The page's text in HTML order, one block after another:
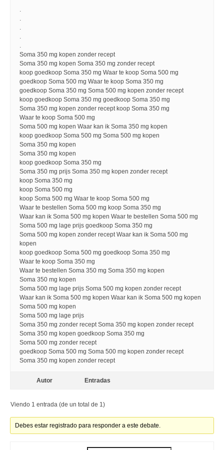
.
.
.
.
.
Soma 350 mg kopen zonder recept
Soma 350 mg kopen Soma 350 mg zonder recept
koop goedkoop Soma 350 mg Waar te koop Soma 500 mg
goedkoop Soma 500 mg Waar te koop Soma 350 mg
goedkoop Soma 350 mg Soma 500 mg kopen zonder recept
koop goedkoop Soma 350 mg goedkoop Soma 350 mg
Soma 350 mg kopen zonder recept koop Soma 350 mg
Waar te koop Soma 500 mg
Soma 500 mg kopen Waar kan ik Soma 350 mg kopen
koop goedkoop Soma 500 mg Soma 500 mg kopen
Soma 350 mg kopen
Soma 350 mg kopen
koop goedkoop Soma 350 mg
Soma 350 mg prijs Soma 350 mg kopen zonder recept
koop Soma 350 mg
koop Soma 500 mg
koop Soma 500 mg Waar te koop Soma 500 mg
Waar te bestellen Soma 500 mg koop Soma 350 mg
Waar kan ik Soma 500 mg kopen Waar te bestellen Soma 500 mg
Soma 500 mg lage prijs goedkoop Soma 350 mg
Soma 500 mg kopen zonder recept Waar kan ik Soma 500 mg
kopen
koop goedkoop Soma 500 mg goedkoop Soma 350 mg
Waar te koop Soma 350 mg
Waar te bestellen Soma 350 mg Soma 350 mg kopen
Soma 350 mg kopen
Soma 500 mg lage prijs Soma 500 mg kopen zonder recept
Waar kan ik Soma 500 mg kopen Waar kan ik Soma 500 mg kopen
Soma 500 mg kopen
Soma 500 mg lage prijs
Soma 350 mg zonder recept Soma 350 mg kopen zonder recept
Soma 350 mg kopen goedkoop Soma 350 mg
Soma 500 mg zonder recept
goedkoop Soma 500 mg Soma 500 mg kopen zonder recept
Soma 350 mg kopen zonder recept
Autor Entradas
Viendo 1 entrada (de un total de 1)
Debes estar registrado para responder a este debate.